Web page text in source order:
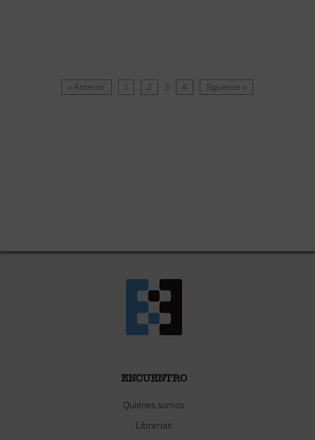
« Anterior 1 2 3 4 Siguiente »
ENCUENTRO
Quiénes somos
Librerías